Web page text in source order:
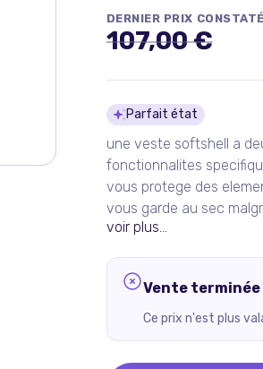
DERNIER PRIX CONSTATÉ
107,00 €
Détails
Parfait état
une veste softshell a
fonctionnalites
vous protege des
vous garde au sec
voir plus...
Vente terminée
Ce prix n'est plus